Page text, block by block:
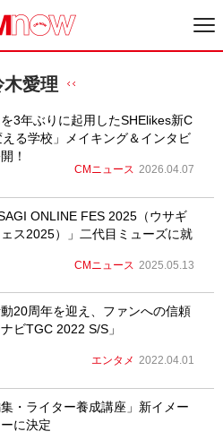
木愛理
3年ぶりに起用したSHElikes新C
る学校」メイキング＆インタビ
！
CMニュース 2026.04.07
ONLINE FES 2025（ウサギ
ス2025）」二代目ミューズに就
CMニュース 2025.05.13
20周年を迎え、ファンへの信頼
ビTGC 2022 S/S」
エンタメ 2022.04.01
・ライター養成講座」新イメー
に決定